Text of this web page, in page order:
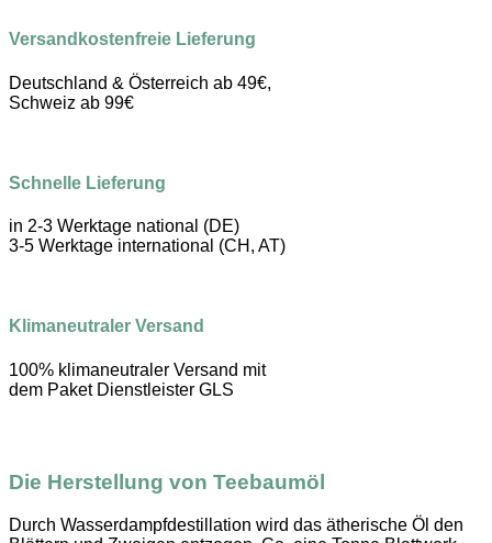
Versandkostenfreie Lieferung
Deutschland & Österreich ab 49€,
Schweiz ab 99€
Schnelle Lieferung
in 2-3 Werktage national (DE)
3-5 Werktage international (CH, AT)
Klimaneutraler Versand
100% klimaneutraler Versand mit
dem Paket Dienstleister GLS
Die Herstellung von Teebaumöl
Durch Wasserdampfdestillation wird das ätherische Öl den